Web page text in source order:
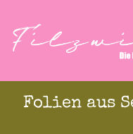
Folien aus